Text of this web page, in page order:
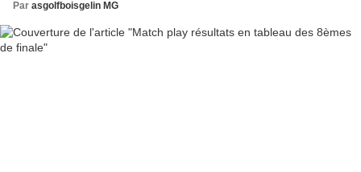
Par asgolfboisgelin MG